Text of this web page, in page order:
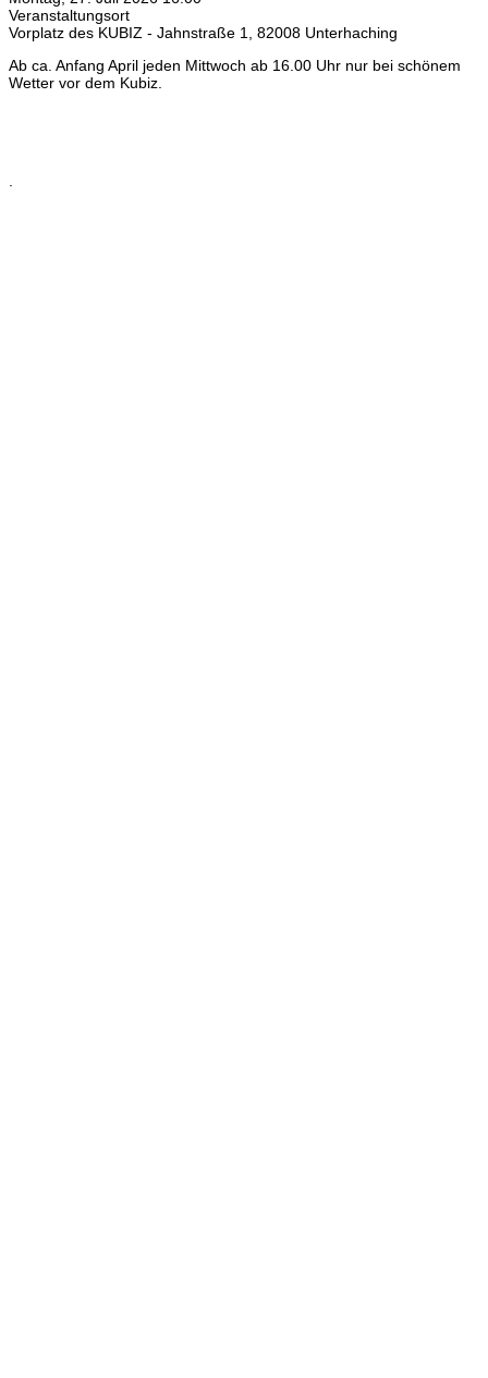
Veranstaltungsort
Vorplatz des KUBIZ - Jahnstraße 1, 82008 Unterhaching
Ab ca. Anfang April jeden Mittwoch ab 16.00 Uhr nur bei schönem
Wetter vor dem Kubiz.